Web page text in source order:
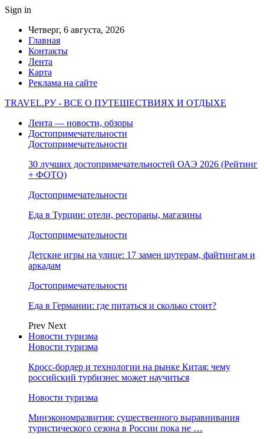
Sign in
Четверг, 6 августа, 2026
Главная
Контакты
Лента
Карта
Реклама на сайте
TRAVEL.РУ - ВСЕ О ПУТЕШЕСТВИЯХ И ОТДЫХЕ
Лента — новости, обзоры
Достопримечательности
Достопримечательности
30 лучших достопримечательностей ОАЭ 2026 (Рейтинг
+ ФОТО)
Достопримечательности
Еда в Турции: отели, рестораны, магазины
Достопримечательности
Детские игры на улице: 17 замен шутерам, файтингам и
аркадам
Достопримечательности
Еда в Германии: где питаться и сколько стоит?
Prev Next
Новости туризма
Новости туризма
Кросс-бордер и технологии на рынке Китая: чему
российский турбизнес может научиться
Новости туризма
Минэкономразвития: существенного выравнивания
туристического сезона в России пока не …